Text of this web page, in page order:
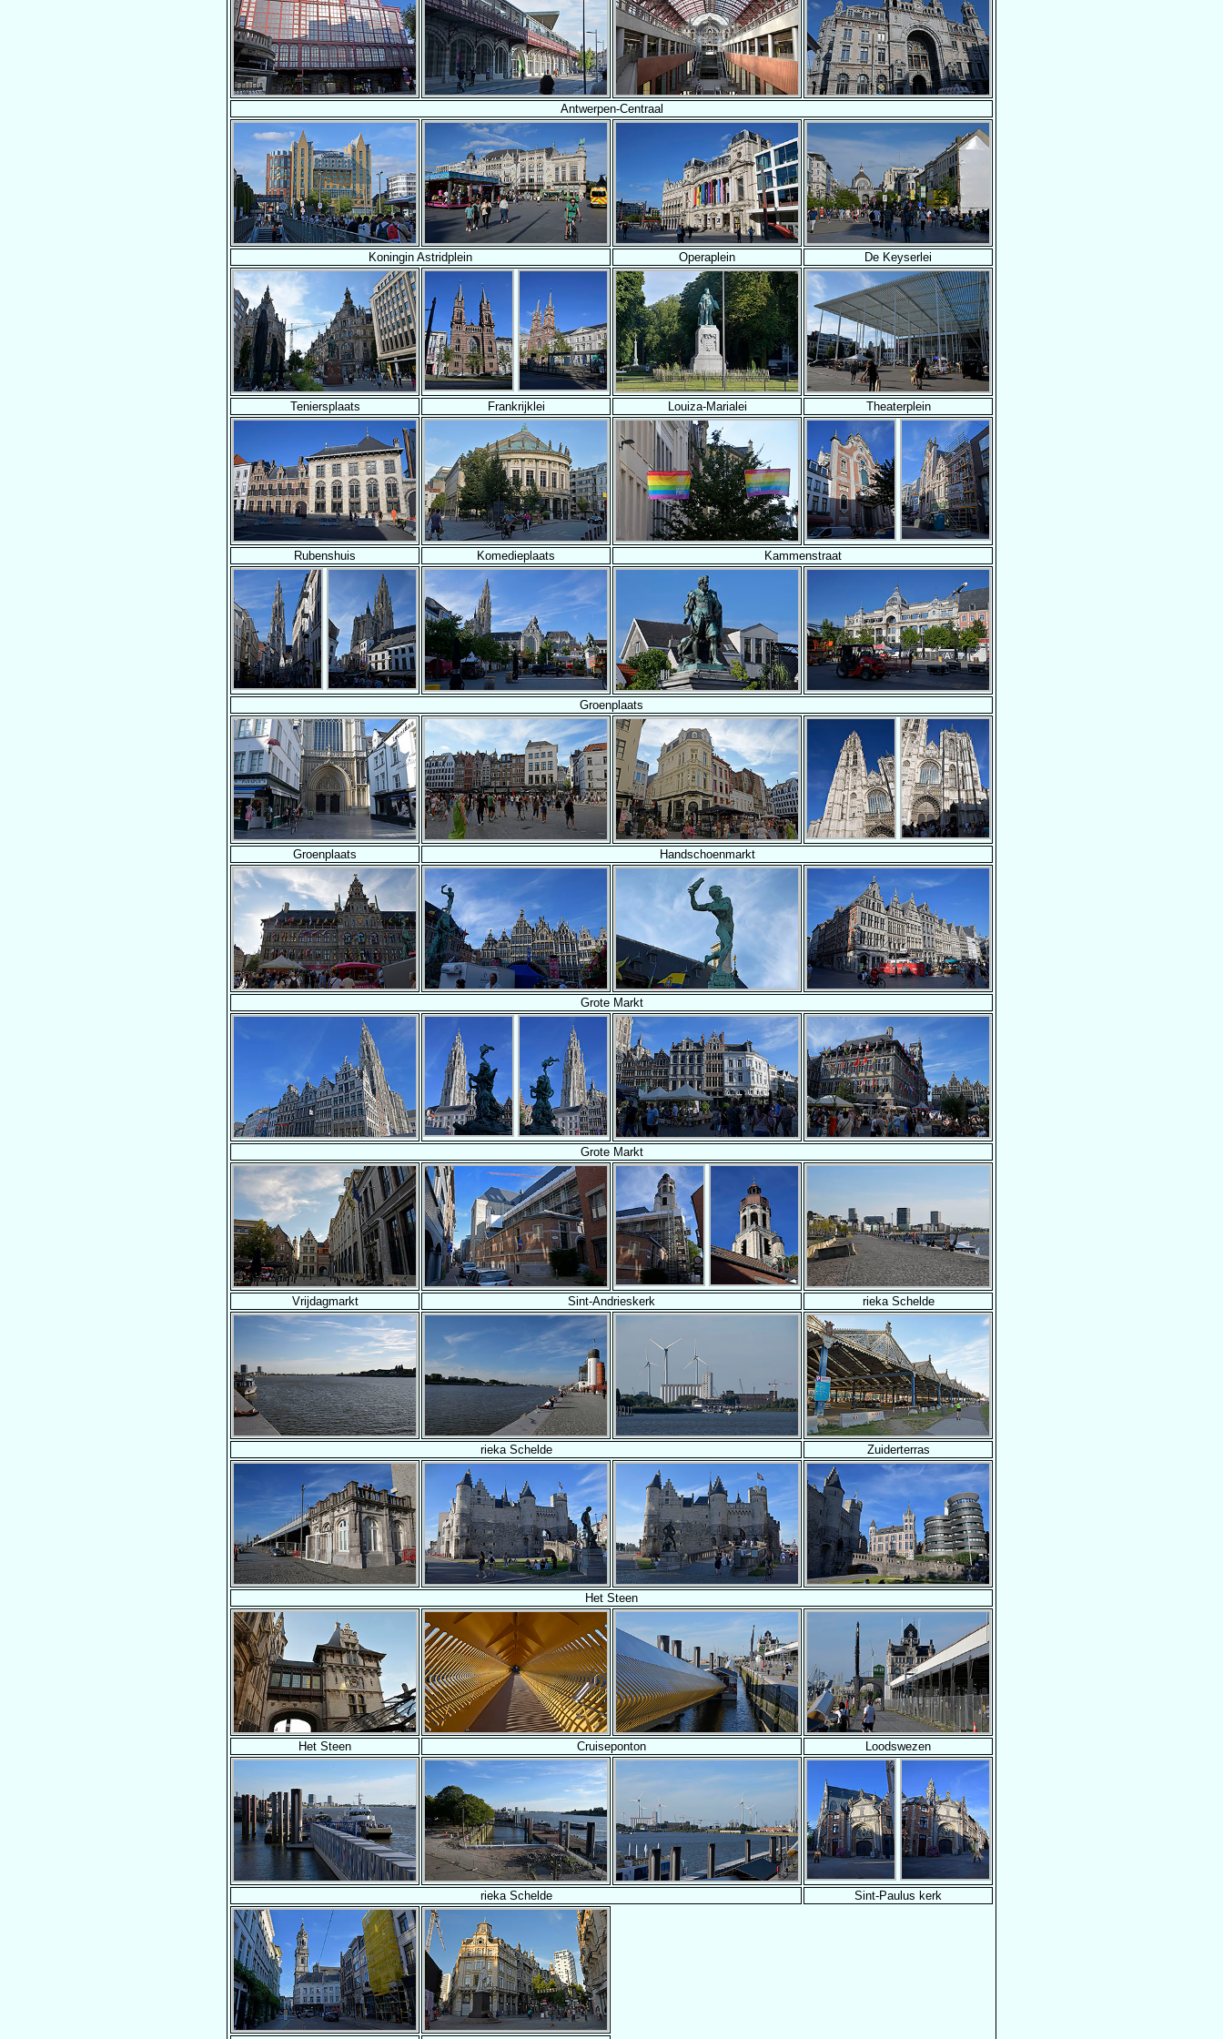
Antwerpen-Centraal
Koningin Astridplein Operaplein De Keyserlei
Teniersplaats Frankrijklei Louiza-Marialei Theaterplein
Rubenshuis Komedieplaats Kammenstraat
Groenplaats
Groenplaats Handschoenmarkt
Grote Markt
Grote Markt
Vrijdagmarkt Sint-Andrieskerk rieka Schelde
rieka Schelde Zuiderterras
Het Steen
Het Steen Cruiseponton Loodswezen
rieka Schelde Sint-Paulus kerk